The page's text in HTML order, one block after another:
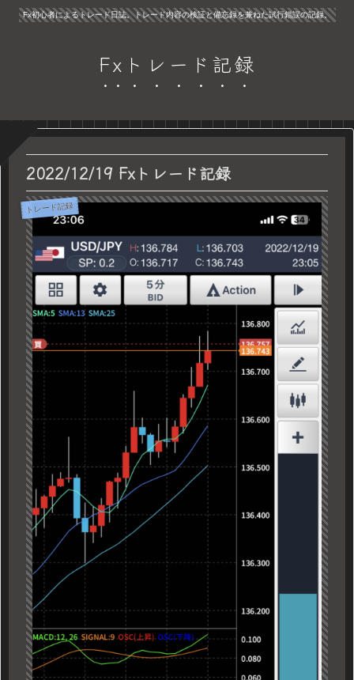
Fx初心者によるトレード日誌。トレード内容の検証と備忘録を兼ねた試行錯誤の記録。
Fxトレード記録
2022/12/19 Fxトレード記録
トレード記録